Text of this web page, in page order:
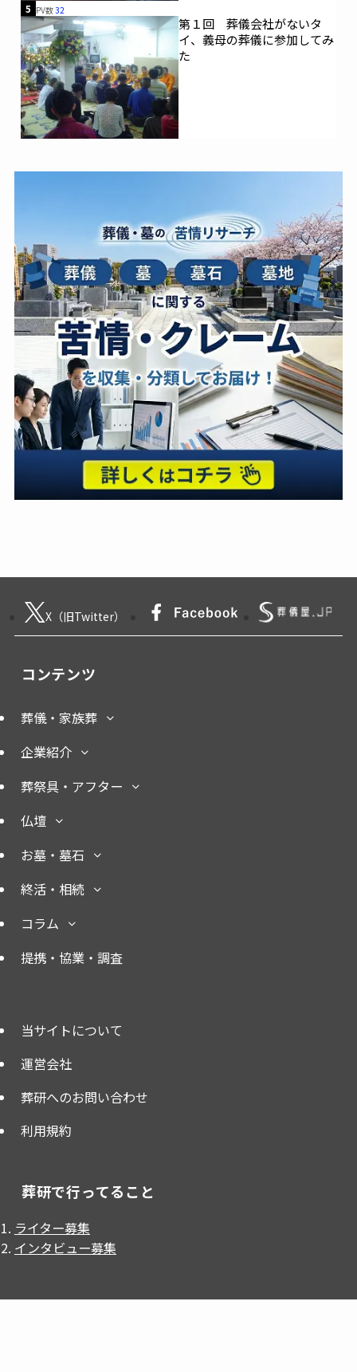
5 PV数32
第１回 葬儀会社がないタ
イ、義母の葬儀に参加してみ
た
X（旧Twitter）
コンテンツ
葬儀・家族葬
企業紹介
葬祭具・アフター
仏壇
お墓・墓石
終活・相続
コラム
提携・協業・調査
当サイトについて
運営会社
葬研へのお問い合わせ
利用規約
葬研で行ってること
ライター募集
インタビュー募集